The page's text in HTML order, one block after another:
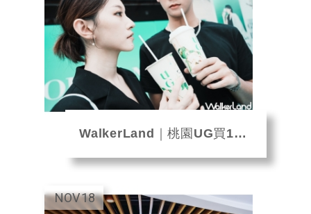
WalkerLand｜桃園UG買1送1！UG樂己三窨十五茉買一送一，再抽周杰倫演...
18
NOV